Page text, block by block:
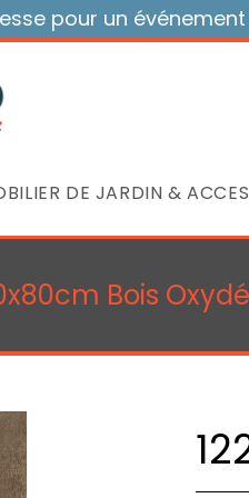
pour un événement
DE JARDIN &
Bois Oxydé